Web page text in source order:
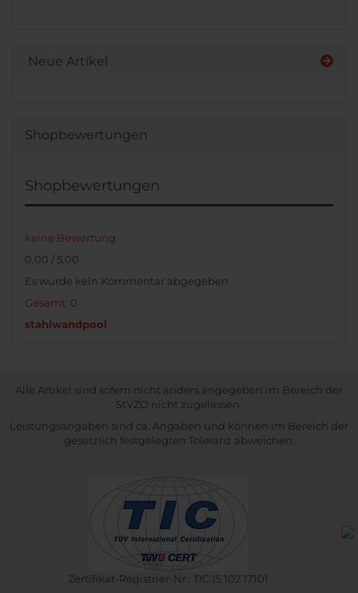
Neue Artikel
Shopbewertungen
Shopbewertungen
keine Bewertung
0.00 / 5.00
Es wurde kein Kommentar abgegeben
Gesamt: 0
stahlwandpool
Alle Artikel sind sofern nicht anders angegeben im Bereich der
StVZO nicht zugelassen.
Leistungsangaben sind ca. Angaben und können im Bereich der
gesetzlich festgelegten Toleranz abweichen.
Zertifikat-Registrier-Nr.: TIC 15 102 17101